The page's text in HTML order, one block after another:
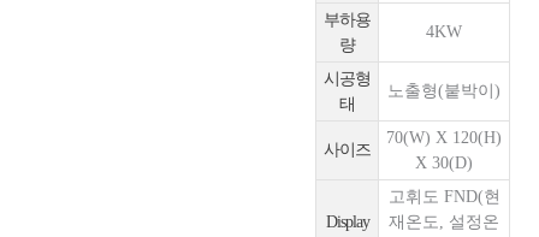
부하용
량
4KW
시공형
태
노출형(붙박이)
사이즈
70(W) X 120(H)
X 30(D)
Display
고휘도 FND(현
재온도, 설정온